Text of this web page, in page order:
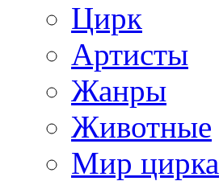
Цирк
Артисты
Жанры
Животные
Мир цирка